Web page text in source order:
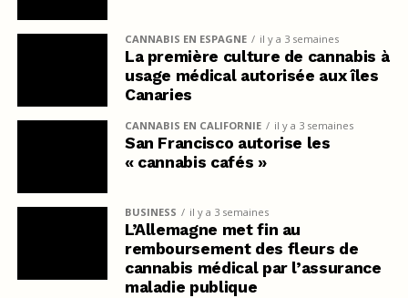
CANNABIS EN ESPAGNE il y a 3 semaines
La première culture de cannabis à
usage médical autorisée aux îles
Canaries
CANNABIS EN CALIFORNIE il y a 3 semaines
San Francisco autorise les
« cannabis cafés »
BUSINESS il y a 3 semaines
L’Allemagne met fin au
remboursement des fleurs de
cannabis médical par l’assurance
maladie publique